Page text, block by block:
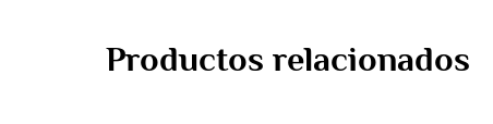
Productos relacionados